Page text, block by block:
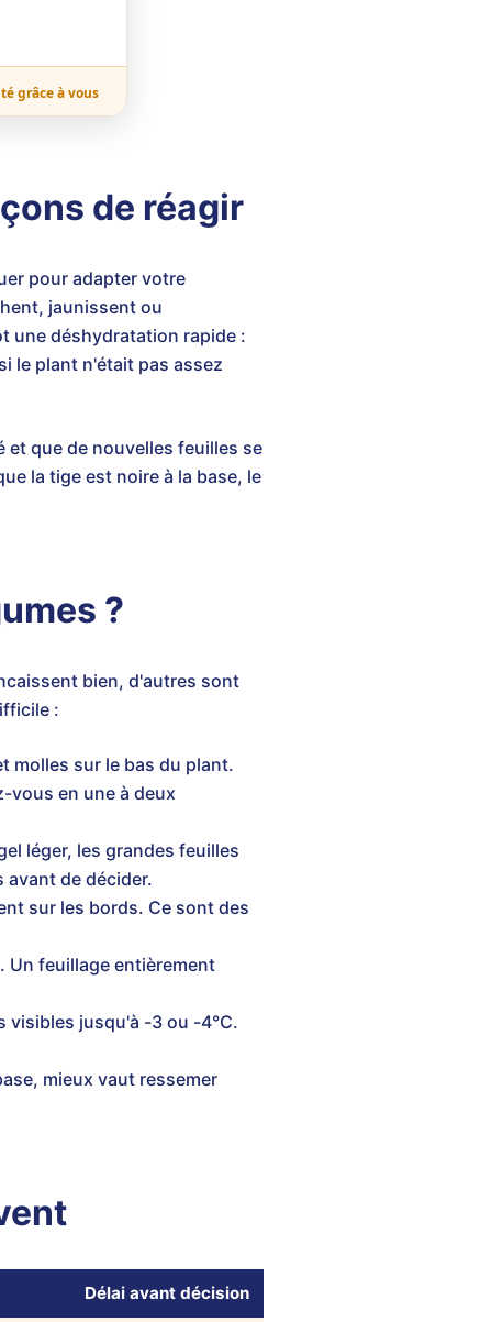
grâce à vous
de réagir
pour adapter votre
jaunissent ou
une déshydratation rapide :
le plant n'était pas assez
et que de nouvelles feuilles se
la tige est noire à la base, le
?
bien, d'autres sont
:
molles sur le bas du plant.
vous en une à deux
léger, les grandes feuilles
de décider.
sur les bords. Ce sont des
Un feuillage entièrement
visibles jusqu'à -3 ou -4°C.
mieux vaut ressemer
Délai avant décision